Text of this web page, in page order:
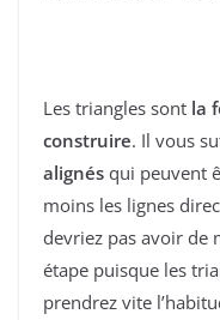
Les triangles sont la
construire. Il vous
alignés qui peuvent
moins les lignes
devriez pas avoir de
étape puisque les
prendrez vite